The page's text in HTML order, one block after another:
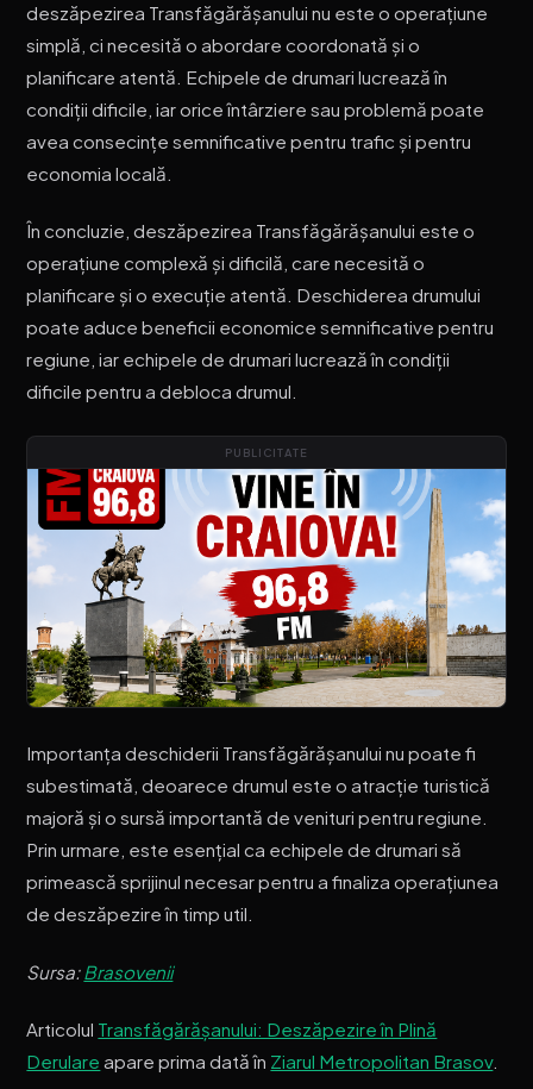
deszăpezirea Transfăgărășanului nu este o operațiune
simplă, ci necesită o abordare coordonată și o
planificare atentă. Echipele de drumari lucrează în
condiții dificile, iar orice întârziere sau problemă poate
avea consecințe semnificative pentru trafic și pentru
economia locală.
În concluzie, deszăpezirea Transfăgărășanului este o
operațiune complexă și dificilă, care necesită o
planificare și o execuție atentă. Deschiderea drumului
poate aduce beneficii economice semnificative pentru
regiune, iar echipele de drumari lucrează în condiții
dificile pentru a debloca drumul.
PUBLICITATE
Importanța deschiderii Transfăgărășanului nu poate fi
subestimată, deoarece drumul este o atracție turistică
majoră și o sursă importantă de venituri pentru regiune.
Prin urmare, este esențial ca echipele de drumari să
primească sprijinul necesar pentru a finaliza operațiunea
de deszăpezire în timp util.
Sursa: Brasovenii
Articolul Transfăgărășanului: Deszăpezire în Plină
Derulare apare prima dată în Ziarul Metropolitan Brasov.